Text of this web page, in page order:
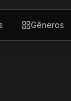
Gêneros